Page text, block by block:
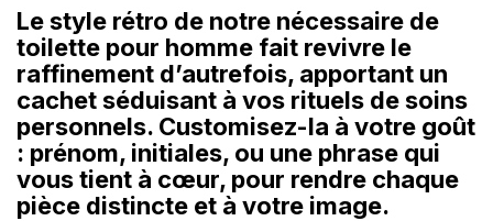
Le style rétro de notre nécessaire de
toilette pour homme fait revivre le
raffinement d’autrefois, apportant un
cachet séduisant à vos rituels de soins
personnels. Customisez-la à votre goût
: prénom, initiales, ou une phrase qui
vous tient à cœur, pour rendre chaque
pièce distincte et à votre image.